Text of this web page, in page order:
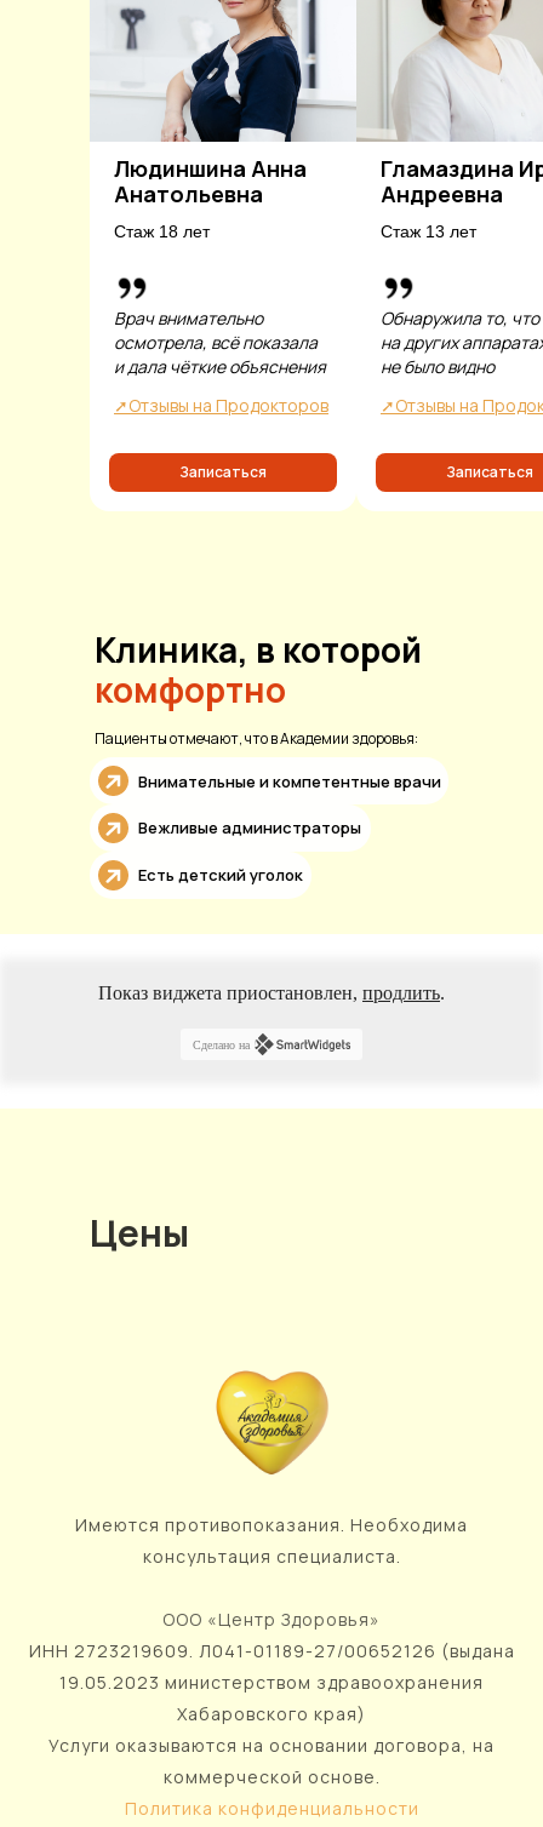
Людиншина Анна
Анатольевна
Врач внимательно
осмотрела, всё показала
и дала чёткие объяснения
➚Отзывы на Продокторов
Стаж 18 лет
Записаться
Гламаздина
Андреевна
Обнаружила то, что
на других
не было видно
➚Отзывы на
Стаж 13 лет
Записаться
Клиника, в которой
комфортно
Пациенты отмечают, что в Академии здоровья:
Внимательные и компетентные врачи
Вежливые администраторы
Есть детский уголок
Показ виджета приостановлен, продлить.
Сделано на
Цены
Имеются противопоказания. Необходима
консультация специалиста.
ООО «Центр Здоровья»
ИНН 2723219609. Л041-01189-27/00652126 (выдана
19.05.2023 министерством здравоохранения
Хабаровского края)
Услуги оказываются на основании договора, на
коммерческой основе.
Политика конфиденциальности